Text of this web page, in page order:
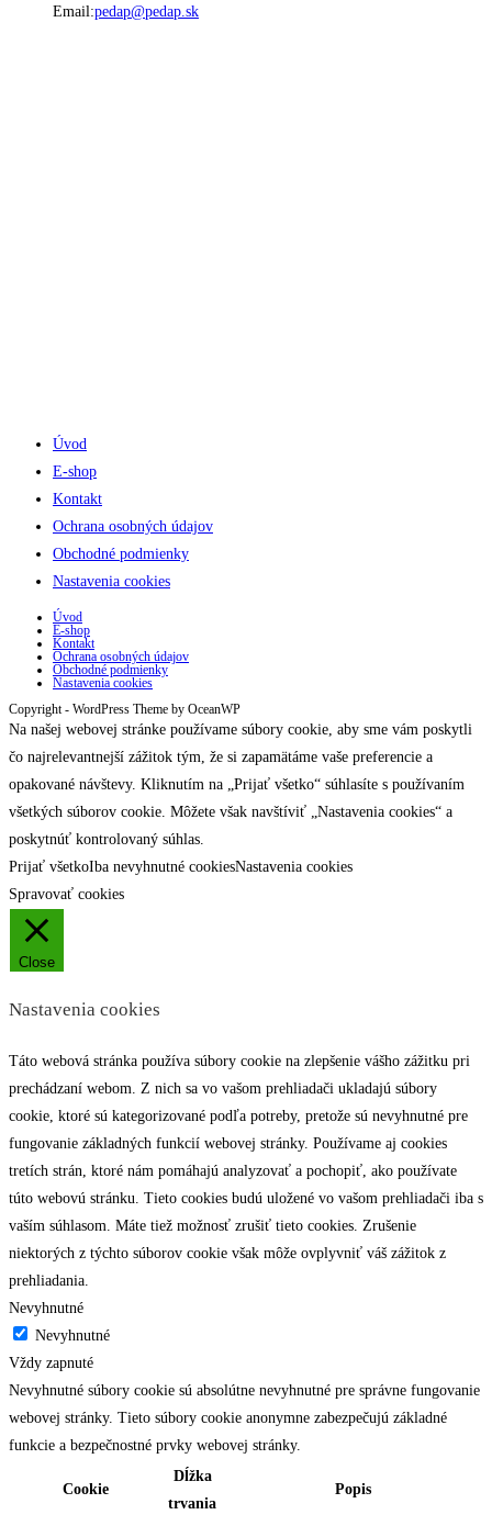
your
Email:pedap@pedap.skOpens
Úvod
E-shop
Kontakt
Ochrana osobných údajov
Obchodné podmienky
Nastavenia cookies
Úvod
E-shop
Kontakt
Ochrana osobných údajov
Obchodné podmienky
Nastavenia cookies
Copyright - WordPress Theme by OceanWP
Na našej webovej stránke používame súbory cookie, aby sme vám poskytli
čo najrelevantnejší zážitok tým, že si zapamätáme vaše preferencie a
opakované návštevy. Kliknutím na „Prijať všetko“ súhlasíte s používaním
všetkých súborov cookie. Môžete však navštíviť „Nastavenia cookies“ a
poskytnúť kontrolovaný súhlas.
Prijať všetkoIba nevyhnutné cookiesNastavenia cookies
Spravovať cookies
Close
Nastavenia cookies
Táto webová stránka používa súbory cookie na zlepšenie vášho zážitku pri
prechádzaní webom. Z nich sa vo vašom prehliadači ukladajú súbory
cookie, ktoré sú kategorizované podľa potreby, pretože sú nevyhnutné pre
fungovanie základných funkcií webovej stránky. Používame aj cookies
tretích strán, ktoré nám pomáhajú analyzovať a pochopiť, ako používate
túto webovú stránku. Tieto cookies budú uložené vo vašom prehliadači iba s
vaším súhlasom. Máte tiež možnosť zrušiť tieto cookies. Zrušenie
niektorých z týchto súborov cookie však môže ovplyvniť váš zážitok z
prehliadania.
Nevyhnutné
Nevyhnutné
Vždy zapnuté
Nevyhnutné súbory cookie sú absolútne nevyhnutné pre správne fungovanie
webovej stránky. Tieto súbory cookie anonymne zabezpečujú základné
funkcie a bezpečnostné prvky webovej stránky.
Cookie
Dĺžka
trvania
Popis